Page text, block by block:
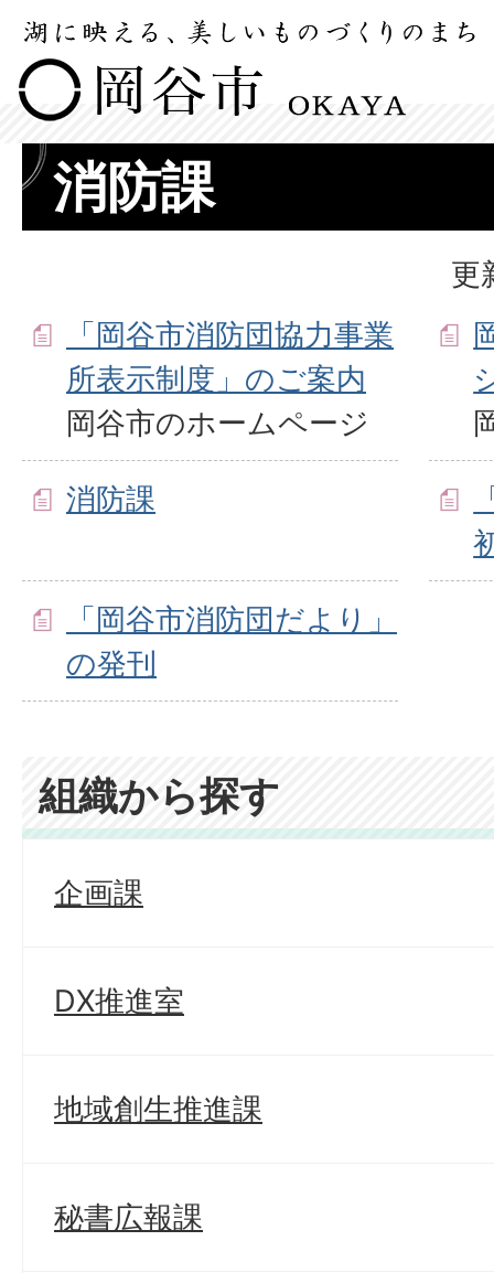
消防課
更
「岡谷市消防団協力事業
所表示制度」のご案内
岡谷市のホームページ
消防課
「岡谷市消防団だより」
の発刊
組織から探す
企画課
DX推進室
地域創生推進課
秘書広報課